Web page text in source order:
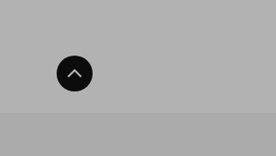
Back To Top